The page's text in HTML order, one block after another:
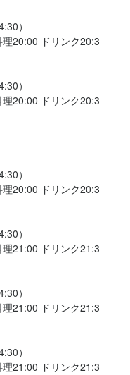
ついてます。
）
20:00 ドリンク20:3
）
20:00 ドリンク20:3
）
20:00 ドリンク20:3
）
21:00 ドリンク21:3
）
21:00 ドリンク21:3
）
21:00 ドリンク21:3